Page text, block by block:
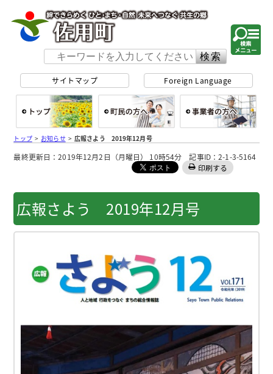
サイトマップ Foreign Language
総合トップ
トップ> お知らせ>広報さよう 2019年12月号
最終更新日：2019年12月2日（月曜日） 10時54分 記事ID：2-1-3-5164
印刷する
広報さよう 2019年12月号